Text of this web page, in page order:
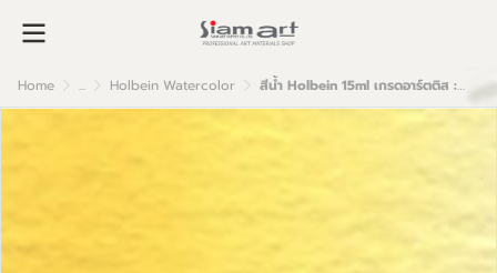
Home ... Holbein Watercolor สีน้ำ Holbein 15ml เกรดอาร์ตติส : Naples Yellow